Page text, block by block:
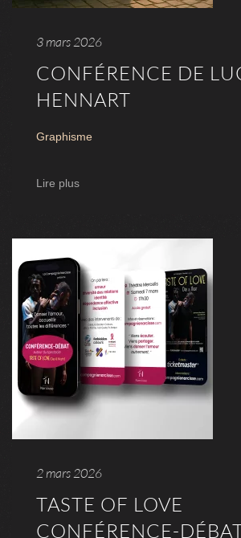
3 mars 2026
CONFÉRENCE DE
HENNART
Graphisme
Lire plus
2 mars 2026
TASTE OF LOVE
CONFÉRENCE-